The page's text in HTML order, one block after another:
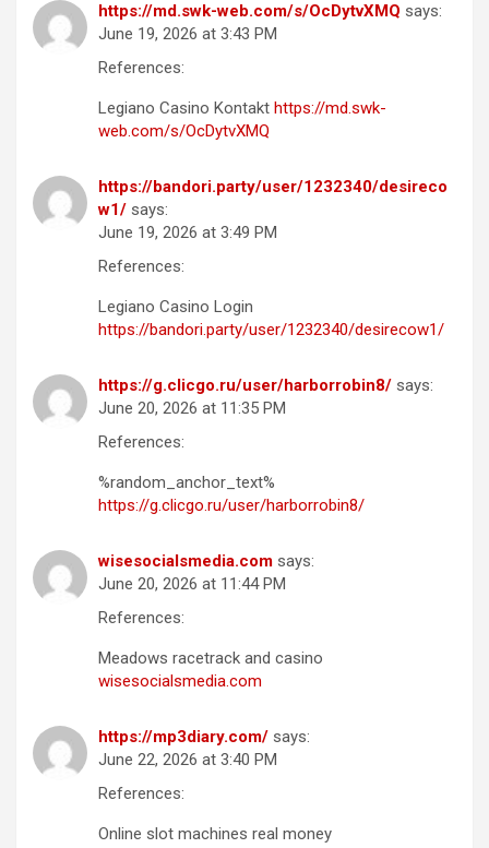
https://md.swk-web.com/s/OcDytvXMQ says:
June 19, 2026 at 3:43 PM
References:
Legiano Casino Kontakt https://md.swk-
web.com/s/OcDytvXMQ
https://bandori.party/user/1232340/desireco
w1/ says:
June 19, 2026 at 3:49 PM
References:
Legiano Casino Login
https://bandori.party/user/1232340/desirecow1/
https://g.clicgo.ru/user/harborrobin8/ says:
June 20, 2026 at 11:35 PM
References:
%random_anchor_text%
https://g.clicgo.ru/user/harborrobin8/
wisesocialsmedia.com says:
June 20, 2026 at 11:44 PM
References:
Meadows racetrack and casino
wisesocialsmedia.com
https://mp3diary.com/ says:
June 22, 2026 at 3:40 PM
References:
Online slot machines real money